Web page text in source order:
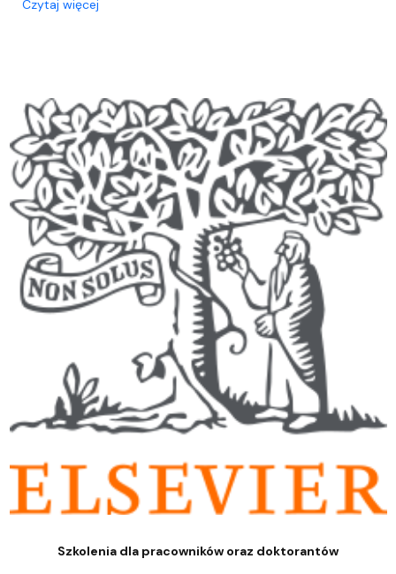
Czytaj więcej
Szkolenia dla pracowników oraz doktorantów